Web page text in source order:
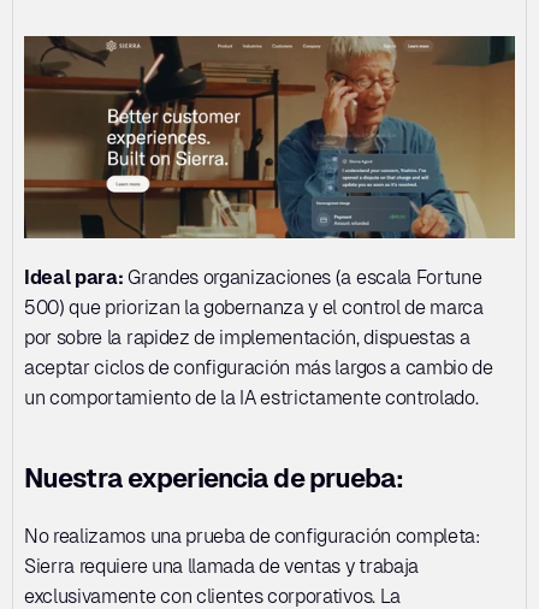
Ideal para: Grandes organizaciones (a escala Fortune
500) que priorizan la gobernanza y el control de marca
por sobre la rapidez de implementación, dispuestas a
aceptar ciclos de configuración más largos a cambio de
un comportamiento de la IA estrictamente controlado.
Nuestra experiencia de prueba:
No realizamos una prueba de configuración completa:
Sierra requiere una llamada de ventas y trabaja
exclusivamente con clientes corporativos. La